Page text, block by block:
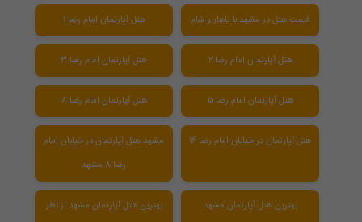
قیمت هتل در مشهد با ناهار و شام هتل آپارتمان امام رضا ۱
هتل آپارتمان امام رضا ۲ هتل آپارتمان امام رضا 3
هتل آپارتمان امام رضا ۵ هتل آپارتمان امام رضا ۸
هتل آپارتمان در خیابان امام رضا 16
مشهد هتل آپارتمان در خیابان امام
رضا 8 مشهد
بهترین هتل آپارتمان مشهد
بهترین هتل آپارتمان مشهد از نظر